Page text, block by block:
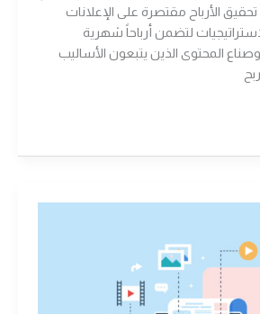
الأرباح مقتصرة على الإعلانات
لتضمن أرباحاً شهرية
المحتوى الذين يتبعون الأساليب